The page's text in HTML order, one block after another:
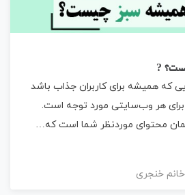
?
که همیشه برای کاربران جذاب باشد
هر وب‌سایتی مورد توجه است.
محتوای موردنظر شما است که…
خانم خنجری